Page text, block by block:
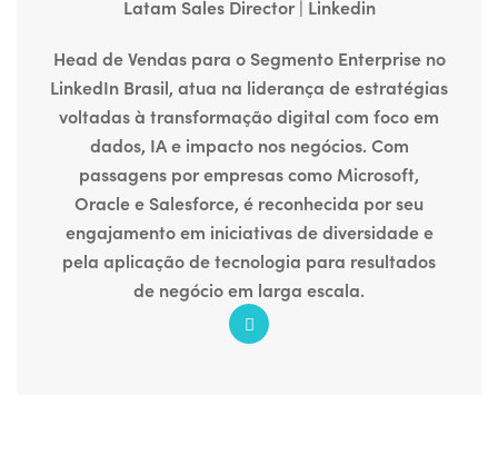
Latam Sales Director | Linkedin
Head de Vendas para o Segmento Enterprise no
LinkedIn Brasil, atua na liderança de estratégias
voltadas à transformação digital com foco em
dados, IA e impacto nos negócios. Com
passagens por empresas como Microsoft,
Oracle e Salesforce, é reconhecida por seu
engajamento em iniciativas de diversidade e
pela aplicação de tecnologia para resultados
de negócio em larga escala.